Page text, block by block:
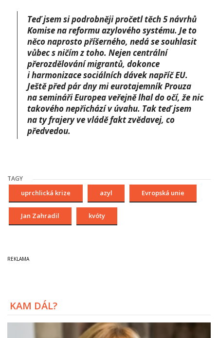
Teď jsem si podrobněji pročetl těch 5 návrhů
Komise na reformu azylového systému. Je to
něco naprosto příšerného, nedá se souhlasit
vůbec s ničím z toho. Nejen centrální
přerozdělování migrantů, dokonce
i harmonizace sociálních dávek napříč EU.
Ještě před pár dny mi eurotajemník Prouza
na semináři Europea veřejně lhal do očí, že nic
takového nepřichází v úvahu. Tak teď jsem
na ty frajery ve vládě fakt zvědavej, co
předvedou.
TAGY
uprchlická krize azyl Evropská unie
Jan Zahradil kvóty
KAM DÁL?